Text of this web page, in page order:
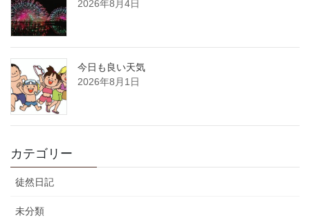
2026年8月4日
今日も良い天気
2026年8月1日
カテゴリー
徒然日記
未分類